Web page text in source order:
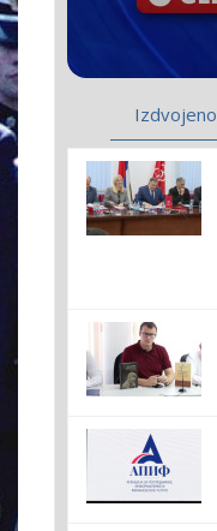
Izdvojeno